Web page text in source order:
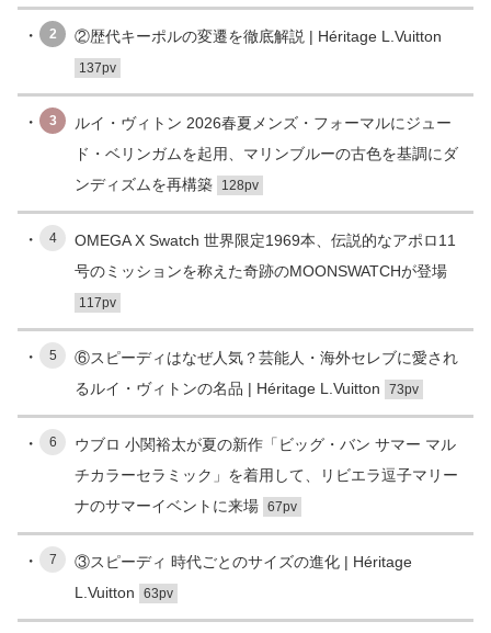
2 ②歴代キーポルの変遷を徹底解説 | Héritage L.Vuitton
137pv
3
ルイ・ヴィトン 2026春夏メンズ・フォーマルにジュー
ド・ベリンガムを起用、マリンブルーの古色を基調にダ
ンディズムを再構築
128pv
4
OMEGA X Swatch 世界限定1969本、伝説的なアポロ11
号のミッションを称えた奇跡のMOONSWATCHが登場
117pv
5
⑥スピーディはなぜ人気？芸能人・海外セレブに愛され
るルイ・ヴィトンの名品 | Héritage L.Vuitton
73pv
6
ウブロ 小関裕太が夏の新作「ビッグ・バン サマー マル
チカラーセラミック」を着用して、リビエラ逗子マリー
ナのサマーイベントに来場 67pv
7
③スピーディ 時代ごとのサイズの進化 | Héritage
L.Vuitton
63pv